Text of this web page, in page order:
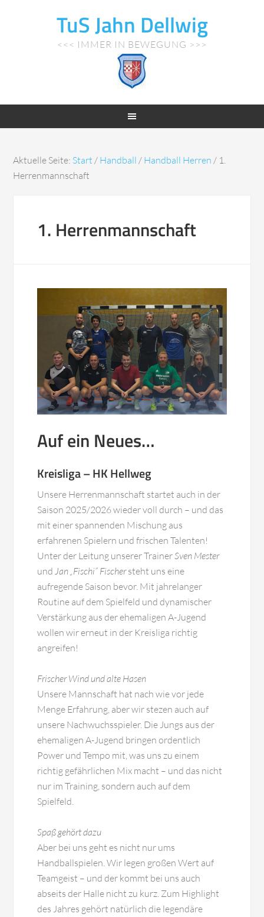
TuS Jahn Dellwig
<<< IMMER IN BEWEGUNG >>>
Aktuelle Seite: Start / Handball / Handball Herren / 1.
Herrenmannschaft
1. Herrenmannschaft
Auf ein Neues…
Kreisliga – HK Hellweg
Unsere Herrenmannschaft startet auch in der
Saison 2025/2026 wieder voll durch – und das
mit einer spannenden Mischung aus
erfahrenen Spielern und frischen Talenten!
Unter der Leitung unserer TrainerSven Mester
und Jan „Fischi“ Fischersteht uns eine
aufregende Saison bevor. Mit jahrelanger
Routine auf dem Spielfeld und dynamischer
Verstärkung aus der ehemaligen A-Jugend
wollen wir erneut in der Kreisliga richtig
angreifen!
Frischer Wind und alte Hasen
Unsere Mannschaft hat nach wie vor jede
Menge Erfahrung, aber wir stezen auch auf
unsere Nachwuchsspieler. Die Jungs aus der
ehemaligen A-Jugend bringen ordentlich
Power und Tempo mit, was uns zu einem
richtig gefährlichen Mix macht – und das nicht
nur im Training, sondern auch auf dem
Spielfeld.
Spaß gehört dazu
Aber bei uns geht es nicht nur ums
Handballspielen. Wir legen großen Wert auf
Teamgeist – und der kommt bei uns auch
abseits der Halle nicht zu kurz. Zum Highlight
des Jahres gehört natürlich die legendäre